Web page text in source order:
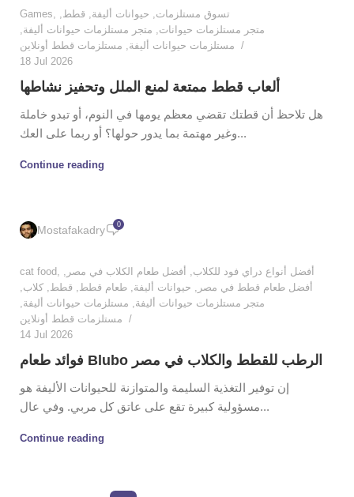
Games, تسوق مستلزمات, حيوانات أليفة, قطط,
متجر مستلزمات حيوانات, متجر مستلزمات حيوانات أليفة,
مستلزمات حيوانات أليفة, مستلزمات قطط أونلاين
18 Jul 2026
ألعاب قطط ممتعة لمنع الملل وتحفيز نشاطها
هل تلاحظ أن قطتك تقضي معظم يومها في النوم، أو تبدو خاملة
وغير مهتمة بما يدور حولها؟ أو ربما على العك...
Continue reading
Mostafakadry 0
cat food, أفضل أنواع دراي فود للكلاب, أفضل طعام الكلاب في مصر ,
أفضل طعام قطط في مصر , حيوانات أليفة, طعام قطط, قطط, كلاب,
متجر مستلزمات حيوانات أليفة, مستلزمات حيوانات أليفة,
مستلزمات قطط أونلاين
14 Jul 2026
فوائد طعام Blubo الرطب للقطط والكلاب في مصر
إن توفير التغذية السليمة والمتوازنة للحيوانات الأليفة هو
مسؤولية كبيرة تقع على عاتق كل مربي. وفي عال...
Continue reading